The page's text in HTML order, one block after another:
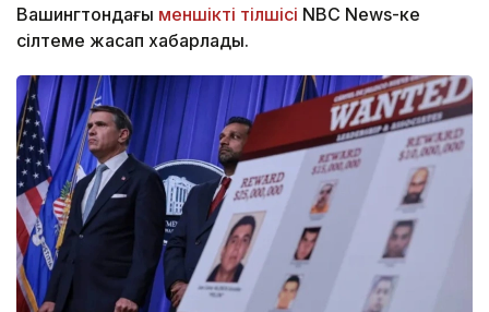
Вашингтондағы меншікті тілшісі NBC News-ке
сілтеме жасап хабарлады.